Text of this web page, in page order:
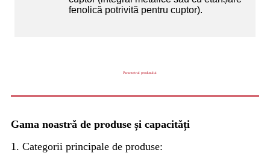
fenolică potrivită pentru cuptor).
Parametrul produsului
Gama noastră de produse și capacități
1. Categorii principale de produse: